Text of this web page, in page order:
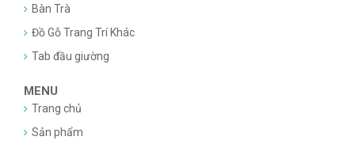
Bàn Trà
Đồ Gỗ Trang Trí Khác
Tab đầu giường
MENU
Trang chủ
Sản phẩm